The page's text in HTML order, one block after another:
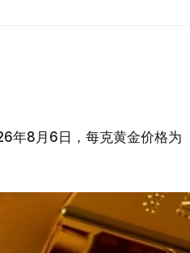
年8月6日，每克黄金价格为